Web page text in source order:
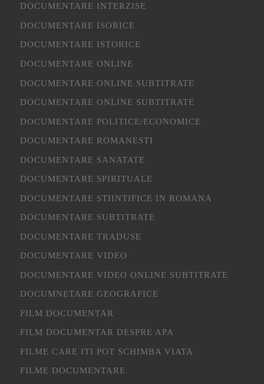
DOCUMENTARE INTERZISE
DOCUMENTARE ISORICE
DOCUMENTARE ISTORICE
DOCUMENTARE ONLINE
DOCUMENTARE ONLINE SUBTITRATE
DOCUMENTARE ONLINE SUBTITRATE
DOCUMENTARE POLITICE/ECONOMICE
DOCUMENTARE ROMANESTI
DOCUMENTARE SANATATE
DOCUMENTARE SPIRITUALE
DOCUMENTARE STIINTIFICE IN ROMANA
DOCUMENTARE SUBTITRATE
DOCUMENTARE TRADUSE
DOCUMENTARE VIDEO
DOCUMENTARE VIDEO ONLINE SUBTITRATE
DOCUMNETARE GEOGRAFICE
FILM DOCUMENTAR
FILM DOCUMENTAR DESPRE APA
FILME CARE ITI POT SCHIMBA VIATA
FILME DOCUMENTARE